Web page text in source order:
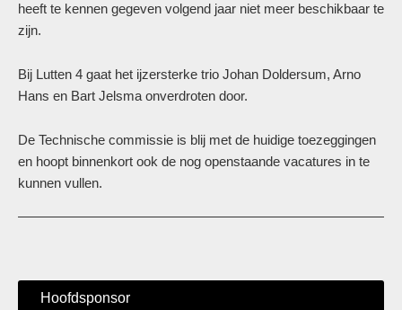
heeft te kennen gegeven volgend jaar niet meer beschikbaar te
zijn.
Bij Lutten 4 gaat het ijzersterke trio Johan Doldersum, Arno
Hans en Bart Jelsma onverdroten door.
De Technische commissie is blij met de huidige toezeggingen
en hoopt binnenkort ook de nog openstaande vacatures in te
kunnen vullen.
Hoofdsponsor